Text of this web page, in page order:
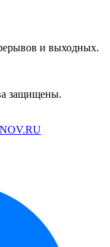
и выходных.
защищены.